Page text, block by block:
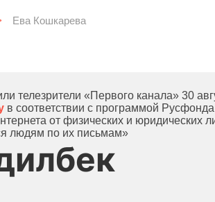
Ева Кошкарева
телезрители «Первого канала» 30
в соответствии с программой
от физических и юридических
людям по их письмам»